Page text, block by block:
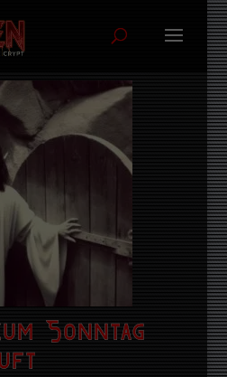
Sonntag